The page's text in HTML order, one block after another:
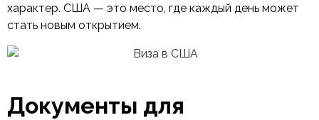
характер. США — это место, где каждый день может
стать новым открытием.
Документы для